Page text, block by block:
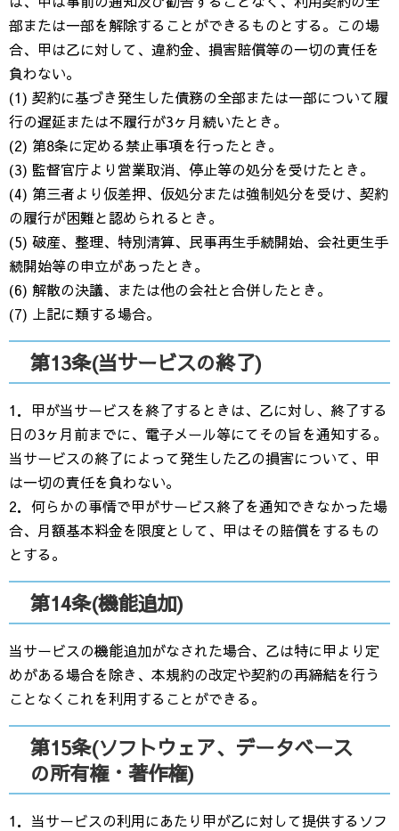
部または一部を解除することができるものとする。この場
合、甲は乙に対して、違約金、損害賠償等の一切の責任を
負わない。
(1) 契約に基づき発生した債務の全部または一部について履
行の遅延または不履行が3ヶ月続いたとき。
(2) 第8条に定める禁止事項を行ったとき。
(3) 監督官庁より営業取消、停止等の処分を受けたとき。
(4) 第三者より仮差押、仮処分または強制処分を受け、契約
の履行が困難と認められるとき。
(5) 破産、整理、特別清算、民事再生手続開始、会社更生手
続開始等の申立があったとき。
(6) 解散の決議、または他の会社と合併したとき。
(7) 上記に類する場合。
第13条(当サービスの終了)
1．甲が当サービスを終了するときは、乙に対し、終了する
日の3ヶ月前までに、電子メール等にてその旨を通知する。
当サービスの終了によって発生した乙の損害について、甲
は一切の責任を負わない。
2．何らかの事情で甲がサービス終了を通知できなかった場
合、月額基本料金を限度として、甲はその賠償をするもの
とする。
第14条(機能追加)
当サービスの機能追加がなされた場合、乙は特に甲より定
めがある場合を除き、本規約の改定や契約の再締結を行う
ことなくこれを利用することができる。
第15条(ソフトウェア、データベース
の所有権・著作権)
1．当サービスの利用にあたり甲が乙に対して提供するソフ